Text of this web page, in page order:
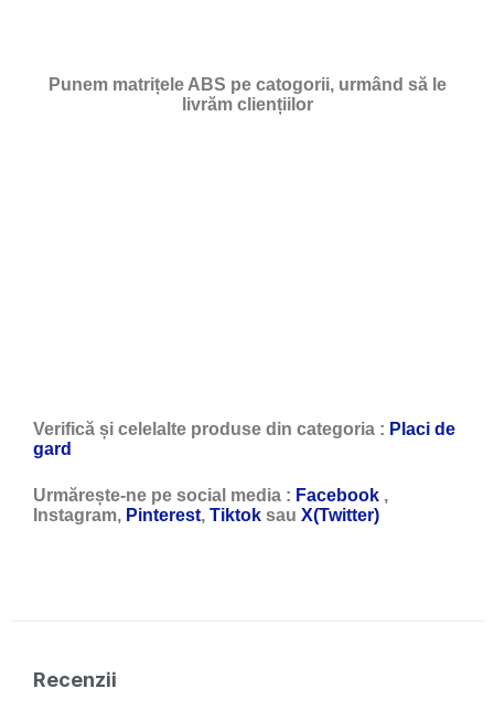
Punem matrițele ABS pe catogorii, urmând să le
livrăm cliențiilor
Verifică și celelalte produse din categoria : Placi de
gard
Urmărește-ne pe social media : Facebook ,
Instagram, Pinterest, Tiktok sau X(Twitter)
Recenzii